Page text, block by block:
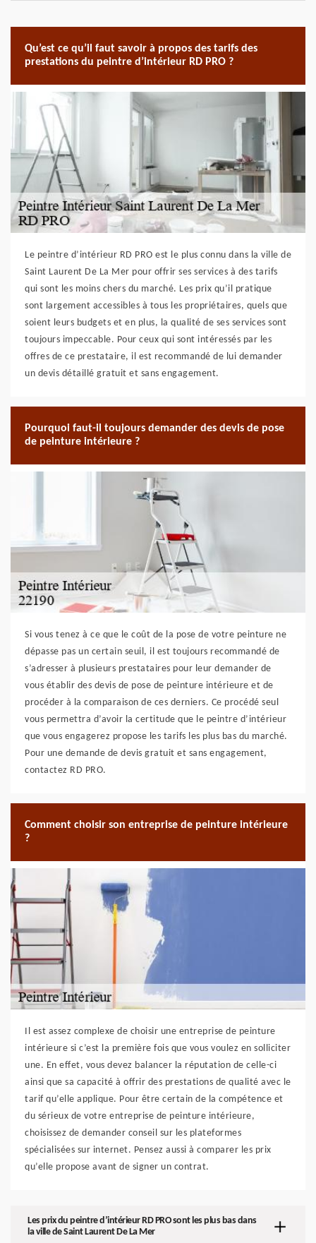
Qu’est ce qu’il faut savoir à propos des tarifs des
prestations du peintre d’intérieur RD PRO ?
Le peintre d’intérieur RD PRO est le plus connu dans la ville de
Saint Laurent De La Mer pour offrir ses services à des tarifs
qui sont les moins chers du marché. Les prix qu’il pratique
sont largement accessibles à tous les propriétaires, quels que
soient leurs budgets et en plus, la qualité de ses services sont
toujours impeccable. Pour ceux qui sont intéressés par les
offres de ce prestataire, il est recommandé de lui demander
un devis détaillé gratuit et sans engagement.
Pourquoi faut-il toujours demander des devis de pose
de peinture intérieure ?
Si vous tenez à ce que le coût de la pose de votre peinture ne
dépasse pas un certain seuil, il est toujours recommandé de
s’adresser à plusieurs prestataires pour leur demander de
vous établir des devis de pose de peinture intérieure et de
procéder à la comparaison de ces derniers. Ce procédé seul
vous permettra d’avoir la certitude que le peintre d’intérieur
que vous engagerez propose les tarifs les plus bas du marché.
Pour une demande de devis gratuit et sans engagement,
contactez RD PRO.
Comment choisir son entreprise de peinture intérieure
?
Il est assez complexe de choisir une entreprise de peinture
intérieure si c’est la première fois que vous voulez en solliciter
une. En effet, vous devez balancer la réputation de celle-ci
ainsi que sa capacité à offrir des prestations de qualité avec le
tarif qu’elle applique. Pour être certain de la compétence et
du sérieux de votre entreprise de peinture intérieure,
choisissez de demander conseil sur les plateformes
spécialisées sur internet. Pensez aussi à comparer les prix
qu’elle propose avant de signer un contrat.
Les prix du peintre d’intérieur RD PRO sont les plus bas dans
la ville de Saint Laurent De La Mer